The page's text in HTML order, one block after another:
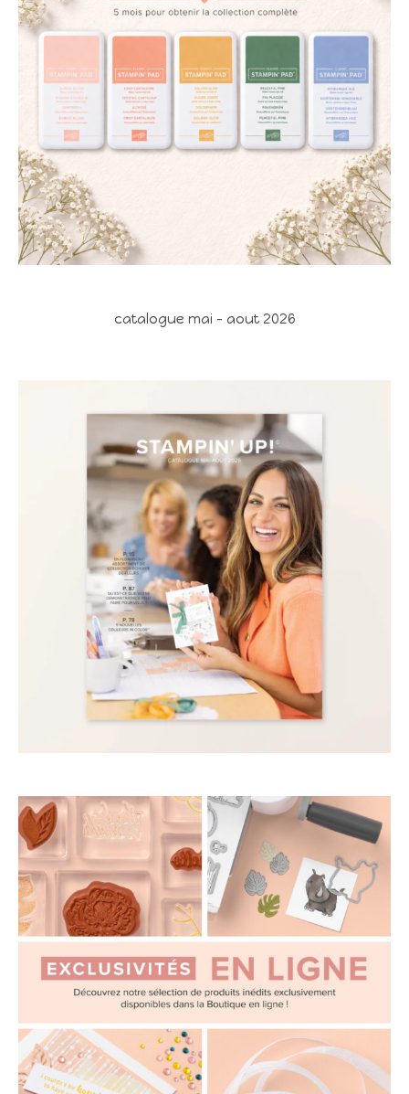
catalogue mai - aout 2026